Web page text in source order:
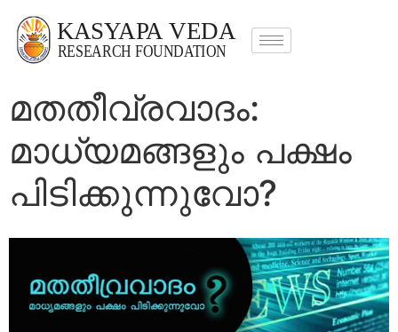
മതതീവ്രവാദം:
മാധ്യമങ്ങളും പക്ഷം
പിടിക്കുന്നുവോ?